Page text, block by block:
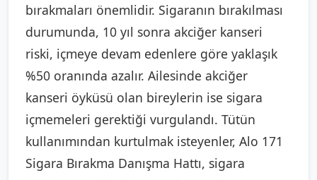
bırakmaları önemlidir. Sigaranın bırakılması
durumunda, 10 yıl sonra akciğer kanseri
riski, içmeye devam edenlere göre yaklaşık
%50 oranında azalır. Ailesinde akciğer
kanseri öyküsü olan bireylerin ise sigara
içmemeleri gerektiği vurgulandı. Tütün
kullanımından kurtulmak isteyenler, Alo 171
Sigara Bırakma Danışma Hattı, sigara